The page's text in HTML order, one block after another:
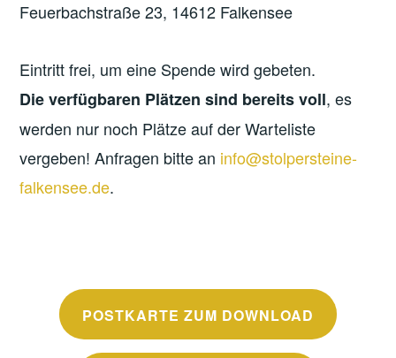
Feuerbachstraße 23, 14612 Falkensee
Eintritt frei, um eine Spende wird gebeten.
Die verfügbaren Plätzen sind bereits voll, es
werden nur noch Plätze auf der Warteliste
vergeben! Anfragen bitte an info@stolpersteine-
falkensee.de.
POSTKARTE ZUM DOWNLOAD